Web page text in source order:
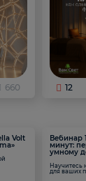
660 12
Volt Вебинар
минут:
умному
Научитесь
для ваших